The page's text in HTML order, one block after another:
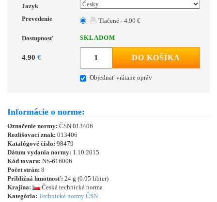
Jazyk
Prevedenie
Tlačené - 4.90 €
Dostupnosť SKLADOM
4.90 € DO KOŠÍKA
Objednať vrátane opráv
Informácie o norme:
Označenie normy: ČSN 013406
Rozlišovací znak: 013406
Katalógové číslo: 98479
Dátum vydania normy: 1.10.2015
Kód tovaru: NS-616006
Počet strán: 8
Približná hmotnosť: 24 g (0.05 libier)
Krajina:
Česká technická norma
Kategória: Technické normy ČSN